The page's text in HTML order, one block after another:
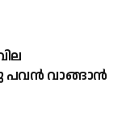
പവന്‍ വാങ്ങാന്‍